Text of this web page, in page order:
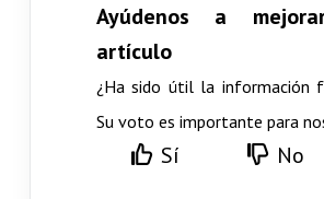
Ayúdenos a
artículo
¿Ha sido útil la información
Su voto es importante para
Sí No